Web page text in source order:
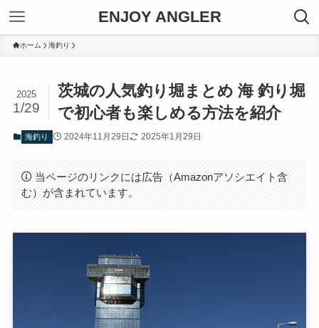
ENJOY ANGLER
ホーム 海釣り
茨城の人気釣り堀まとめ 海 釣り堀
で初心者も楽しめる方法を紹介
2025
1/29
海釣り 2024年11月29日 2025年1月29日
当ページのリンクには広告（Amazonアソシエイト含
む）が含まれています。